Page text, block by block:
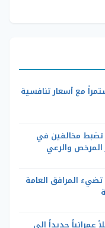
مع أسعار تنافسية
تضبط مخالفين في
والرعي
المرافق العامة
تضيف 9,586 أصلاً عمرانياً جديداً إلى